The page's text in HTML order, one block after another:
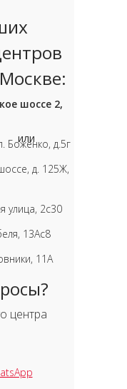
шоссе 2,
Боженко, д.5г
д. 125Ж,
улица, 2с30
13Ас8
11А
центра
или